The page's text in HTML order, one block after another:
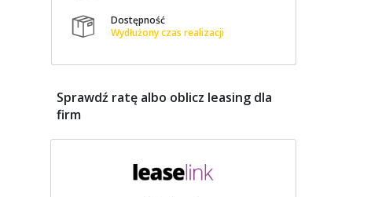

Dostępność
Wydłużony czas realizacji
Sprawdź ratę albo oblicz leasing dla
firm